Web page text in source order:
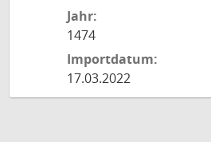
Jahr:
1474
Importdatum:
17.03.2022